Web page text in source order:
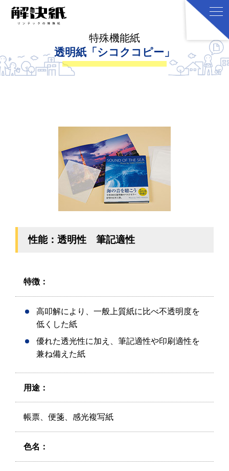
特殊機能紙
透明紙「シコクコピー」
性能：透明性 筆記適性
特徴：
高叩解により、一般上質紙に比べ不透明度を
低くした紙
優れた透光性に加え、筆記適性や印刷適性を
兼ね備えた紙
用途：
帳票、便箋、感光複写紙
色名：